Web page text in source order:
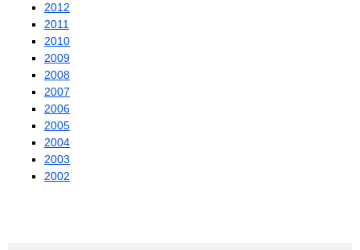
2012
2011
2010
2009
2008
2007
2006
2005
2004
2003
2002